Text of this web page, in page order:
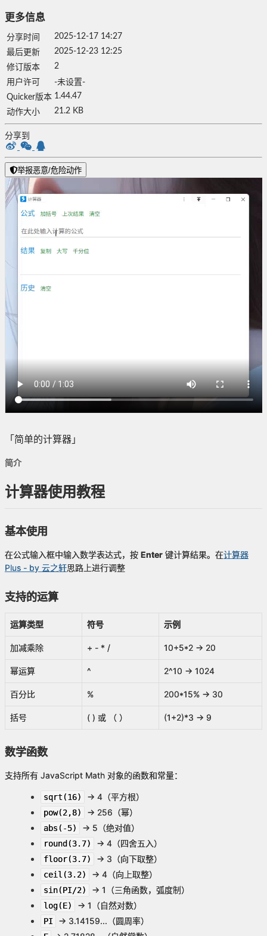
更多信息
分享时间
2025-12-17 14:27
最后更新
2025-12-23 12:25
修订版本
2
用户许可
-未设置-
Quicker版本 1.44.47
动作大小
21.2 KB
分享到
举报恶意/危险动作
「简单的计算器」
简介
计算器使用教程
基本使用
在公式输入框中输入数学表达式，按 Enter 键计算结果。在计算器
Plus - by 云之轩思路上进行调整
支持的运算
运算类型 符号 示例
加减乘除 + - * / 10+5*2 → 20
幂运算 ^ 2^10 → 1024
百分比 % 200*15% → 30
括号 ( ) 或 （ ） (1+2)*3 → 9
数学函数
支持所有 JavaScript Math 对象的函数和常量：
sqrt(16) → 4（平方根）
pow(2,8) → 256（幂）
abs(-5) → 5（绝对值）
round(3.7) → 4（四舍五入）
floor(3.7) → 3（向下取整）
ceil(3.2) → 4（向上取整）
sin(PI/2) → 1（三角函数，弧度制）
log(E) → 1（自然对数）
PI → 3.14159...（圆周率）